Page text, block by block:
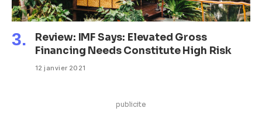
Review: IMF Says: Elevated Gross
Financing Needs Constitute High Risk
12 janvier 2021
publicite